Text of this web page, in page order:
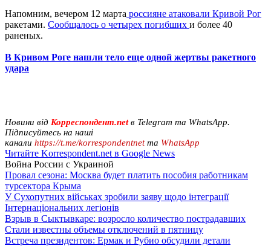
Напомним, вечером 12 марта россияне атаковали Кривой Рог
ракетами. Сообщалось о четырех погибших и более 40
раненых.
В Кривом Роге нашли тело еще одной жертвы ракетного
удара
Новини від Корреспондент.netв Telegram та WhatsApp.
Підписуйтесь на наші
канали https://t.me/korrespondentnetта WhatsApp
Читайте Korrespondent.net в Google News
Война России с Украиной
Провал сезона: Москва будет платить пособия работникам
турсектора Крыма
У Сухопутних військах зробили заяву щодо інтеграції
Інтернаціональних легіонів
Взрыв в Сыктывкаре: возросло количество пострадавших
Стали известны объемы отключений в пятницу
Встреча президентов: Ермак и Рубио обсудили детали